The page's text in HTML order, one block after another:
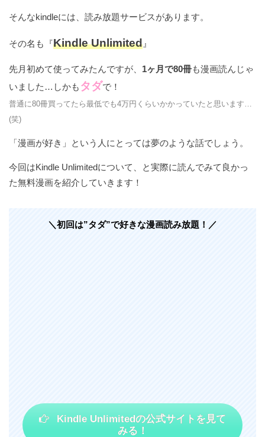
そんなkindleには、読み放題サービスがあります。
その名も『Kindle Unlimited 』
先月初めて使ってみたんですが、 1ヶ月で80冊も漫画読んじゃ
いました…しかも タダで！
普通に80冊買ってたら最低でも4万円くらいかかっていたと思います…
(笑)
「漫画が好き」という人にとっては夢のような話でしょう。
今回はKindle Unlimitedについて、と実際に読んでみて良かっ
た無料漫画を紹介していきます！
＼初回は”タダ”で好きな漫画読み放題！／
Kindle Unlimitedの公式サイトを見て
みる！